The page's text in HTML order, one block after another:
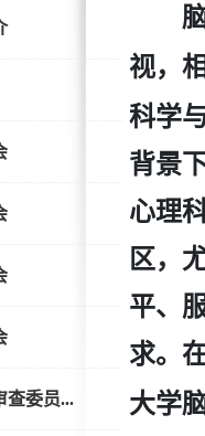
查委员...
视，
科学
背景
心理
区，
平、
求。
大学